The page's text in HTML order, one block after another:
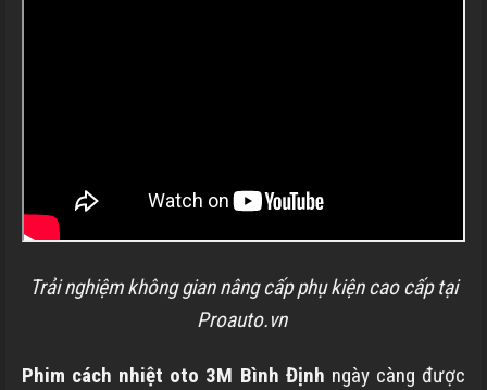
Trải nghiệm không gian nâng cấp phụ kiện cao cấp tại
Proauto.vn
Phim cách nhiệt oto 3M Bình Định ngày càng được